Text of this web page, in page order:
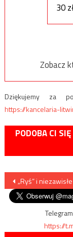
30
Zobacz
Dziękujemy za
https://kancelaria-
PODOBA CI
Nawigacja
wpisu
„Ryś” i
Telegram
https://